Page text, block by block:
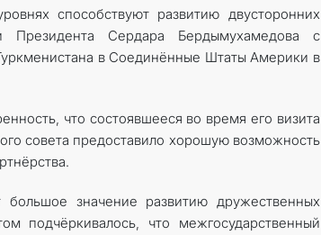
способствуют развитию двусторонних
Президента Сердара Бердымухамедова с
в Соединённые Штаты Америки в
что состоявшееся во время его визита
совета предоставило хорошую возможность
значение развитию дружественных
что межгосударственный